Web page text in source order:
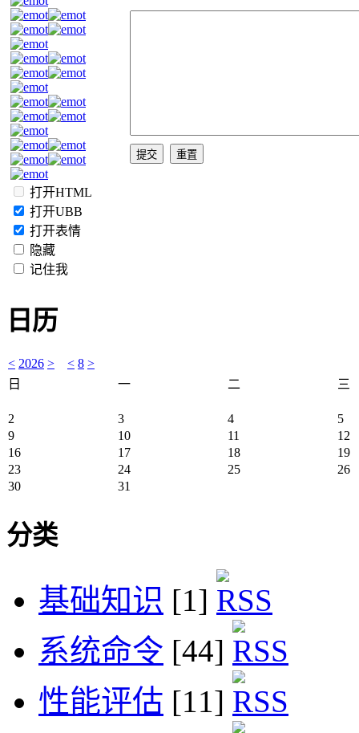
打开HTML
打开UBB
打开表情
隐藏
记住我
日历
< 2026 > < 8 >
日
一 二 三
2 3 4
5
9
10 11
12
16
17 18
19
23
24 25
26
30
31
分类
基础知识 [1]
系统命令 [44]
性能评估 [11]